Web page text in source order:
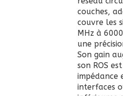
couches,
couvre les
MHz à
une
Son gain
son ROS
impédance
interfaces